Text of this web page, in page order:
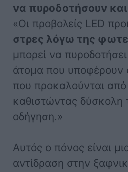
να πυροδοτήσουν και
«Οι προβολείς LED
στρες λόγω της
μπορεί να πυροδοτήσει
άτομα που υποφέρουν
που προκαλούνται
καθιστώντας δύσκολη
οδήγηση.»
Αυτός ο πόνος είναι
αντίδραση στην